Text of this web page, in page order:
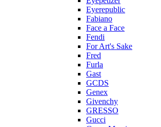
Eyerepublic
Fabiano
Face a Face
Fendi
For Art's Sake
Fred
Furla
Gast
GCDS
Genex
Givenchy
GRESSO
Gucci